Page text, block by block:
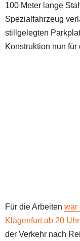
100 Meter lange
Spezialfahrzeug
stillgelegten
Konstruktion nun
Für die Arbeiten war
Klagenfurt ab 20
der Verkehr nach